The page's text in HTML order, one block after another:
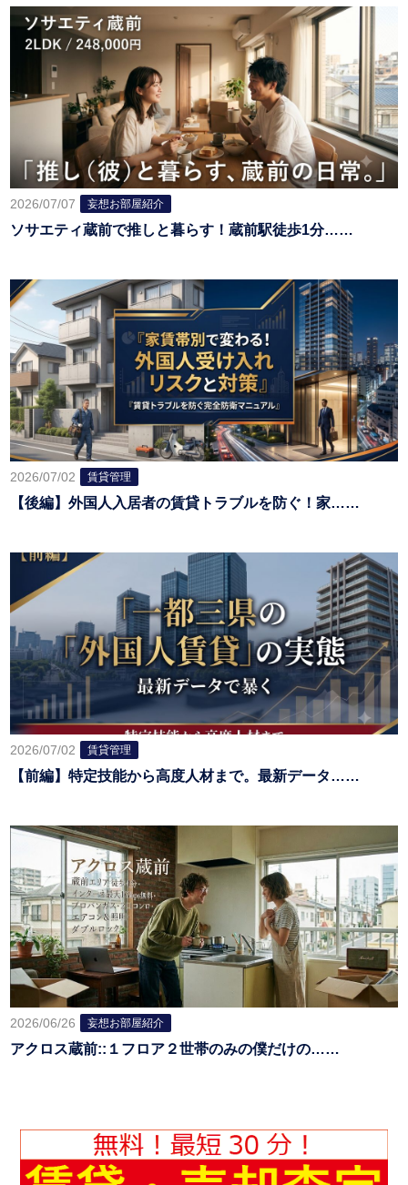
2026/07/07 妄想お部屋紹介
ソサエティ蔵前で推しと暮らす！蔵前駅徒歩1分……
2026/07/02 賃貸管理
【後編】外国人入居者の賃貸トラブルを防ぐ！家……
2026/07/02 賃貸管理
【前編】特定技能から高度人材まで。最新データ……
2026/06/26 妄想お部屋紹介
アクロス蔵前::１フロア２世帯のみの僕だけの……